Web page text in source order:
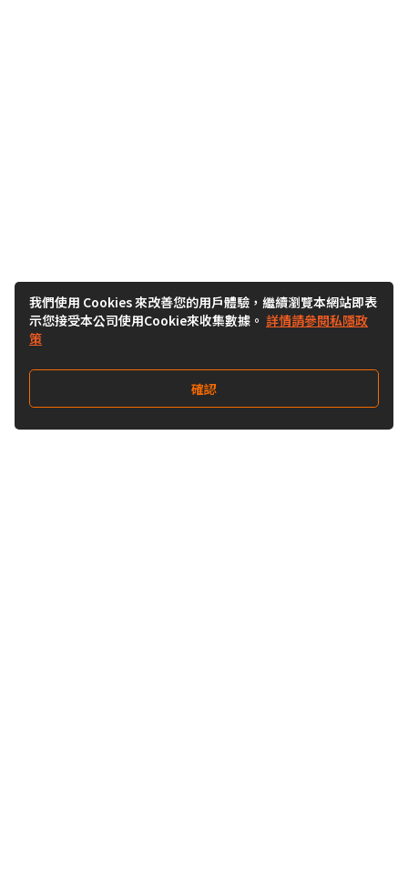
我們使用 Cookies 來改善您的用戶體驗，繼續瀏覽本網站即表
示您接受本公司使用Cookie來收集數據。 詳情請參閱私隱政
策
確認